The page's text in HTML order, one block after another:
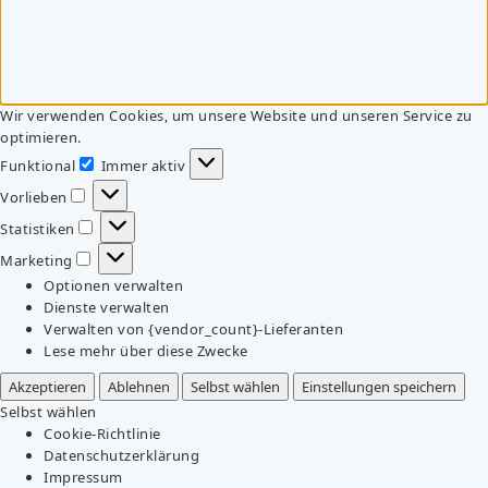
Wir verwenden Cookies, um unsere Website und unseren Service zu
optimieren.
Funktional
Funktional
Immer aktiv
Vorlieben
Vorlieben
Statistiken
Statistiken
Marketing
Marketing
Optionen verwalten
Dienste verwalten
Verwalten von {vendor_count}-Lieferanten
Lese mehr über diese Zwecke
Akzeptieren
Ablehnen Selbst wählen
Einstellungen speichern
Selbst wählen
Cookie-Richtlinie
Datenschutzerklärung
Impressum